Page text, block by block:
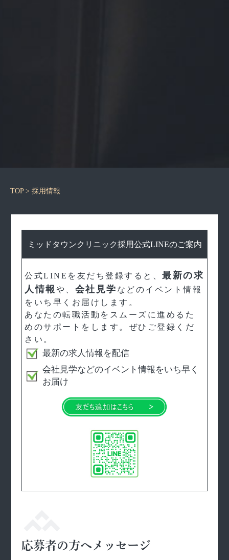
TOP> 採用情報
ミッドタウンクリニック採用公式LINEのご案内
公式LINEを友だち登録すると、最新の求
人情報 や、 会社見学 などのイベント情報
をいち早くお届けします。
あなたの転職活動をスムーズに進めるた
めのサポートをします。ぜひご登録くだ
さい。
最新の求人情報を配信
会社見学などのイベント情報をいち早く
お届け
応募者の方へメッセージ